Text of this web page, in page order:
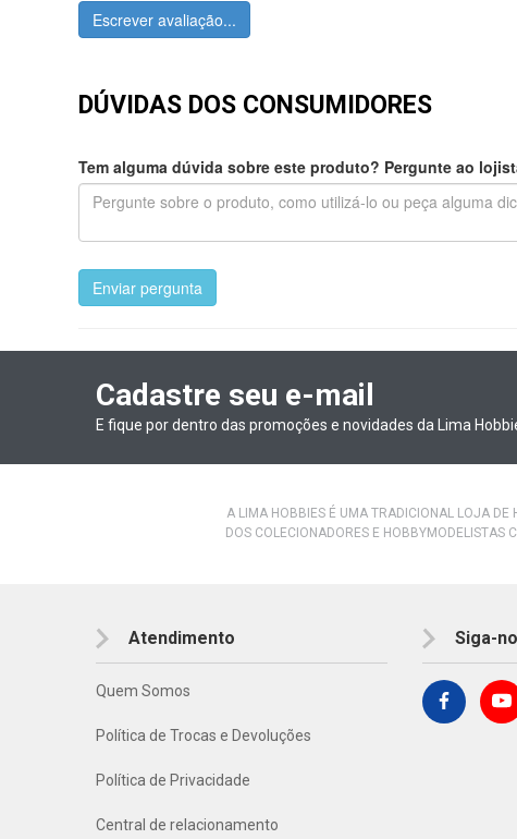
Escrever avaliação...
DÚVIDAS DOS CONSUMIDORES
Tem alguma dúvida sobre este produto? Pergunte ao
Enviar pergunta
Cadastre seu e-mail
E fique por dentro das promoções e novidades da Lima
A LIMA HOBBIES É UMA TRADICIONAL LOJA DE
DOS COLECIONADORES E HOBBYMODELISTAS
Atendimento
Quem Somos
Política de Trocas e Devoluções
Política de Privacidade
Central de relacionamento
Siga-